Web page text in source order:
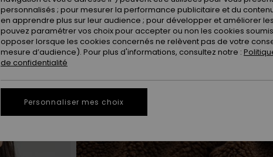
personnalisés ; pour mesurer la performance publicitaire et du
en apprendre plus sur leur audience ; pour développer et améliorer
pouvez paramétrer vos choix pour accepter ou non les cookies
opposer lorsque les cookies concernés ne relèvent pas de votre
mesure d’audience). Pour plus d'informations, consultez notre :
de confidentialité
Personnaliser mes choix